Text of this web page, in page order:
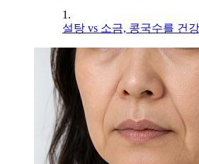
1.
설탕 vs 소금, 콩국수를 건